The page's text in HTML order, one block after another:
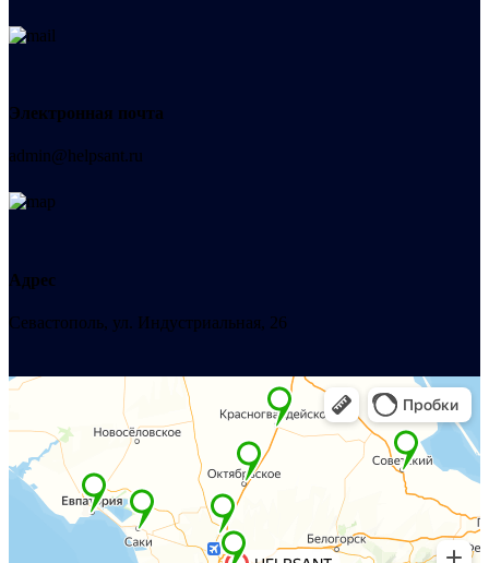
Электронная почта
admin@helpsant.ru
Адрес
Севастополь, ул. Индустриальная, 26